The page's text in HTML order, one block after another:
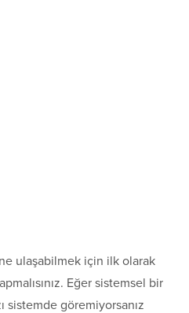
ulaşabilmek için ilk olarak
Eğer sistemsel bir
sistemde göremiyorsanız